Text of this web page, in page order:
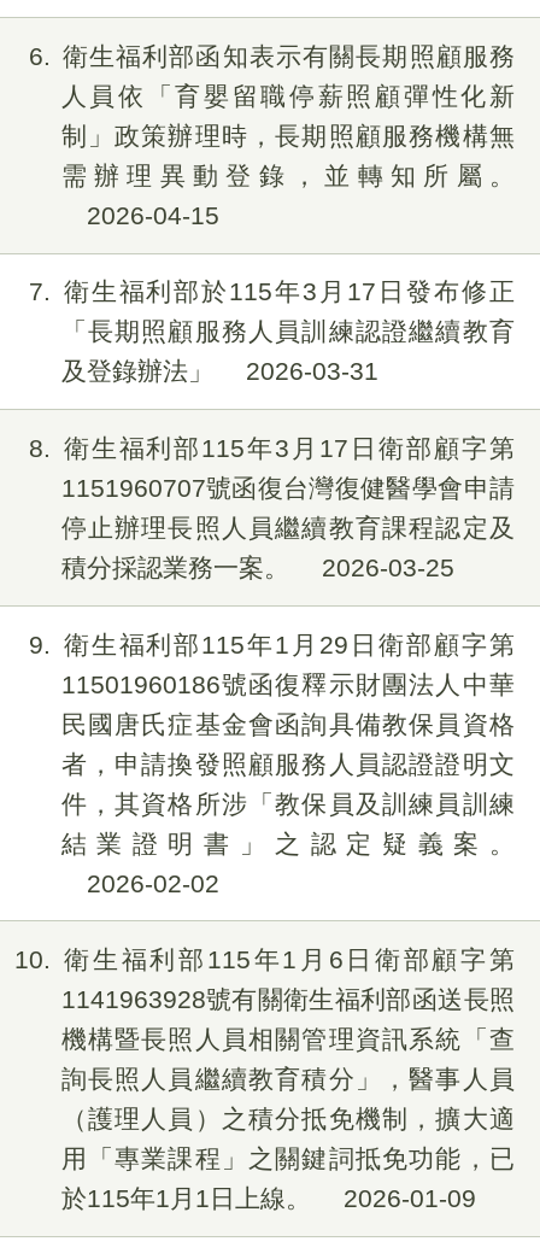
6
衛生福利部函知表示有關長期照顧服務
人員依「育嬰留職停薪照顧彈性化新
制」政策辦理時，長期照顧服務機構無
需辦理異動登錄，並轉知所屬。
2026-04-15
7
衛生福利部於115年3月17日發布修正
「長期照顧服務人員訓練認證繼續教育
及登錄辦法」
2026-03-31
8
衛生福利部115年3月17日衛部顧字第
1151960707號函復台灣復健醫學會申請
停止辦理長照人員繼續教育課程認定及
積分採認業務一案。
2026-03-25
9
衛生福利部115年1月29日衛部顧字第
11501960186號函復釋示財團法人中華
民國唐氏症基金會函詢具備教保員資格
者，申請換發照顧服務人員認證證明文
件，其資格所涉「教保員及訓練員訓練
結業證明書」之認定疑義案。
2026-02-02
10
衛生福利部115年1月6日衛部顧字第
1141963928號有關衛生福利部函送長照
機構暨長照人員相關管理資訊系統「查
詢長照人員繼續教育積分」，醫事人員
（護理人員）之積分抵免機制，擴大適
用「專業課程」之關鍵詞抵免功能，已
於115年1月1日上線。
2026-01-09